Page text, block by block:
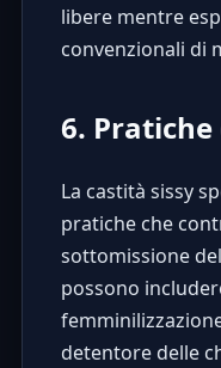
libere mentre
convenzionali di
6.
La castità sissy
praticheche
sottomissione
possono
detentore delle